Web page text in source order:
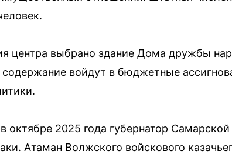
центра выбрано здание Дома дружбы
содержание войдут в бюджетные
октябре 2025 года губернатор
Атаман Волжского войскового